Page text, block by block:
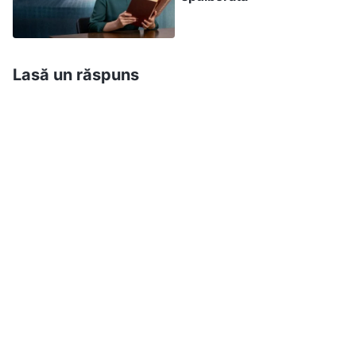
întârziat niciodată să-mi fac datoria. Chiar și în
timpul acestor ani de boală, am perseverat în
deși nu am dobândit merite, am suferit și am
Lasă un răspuns